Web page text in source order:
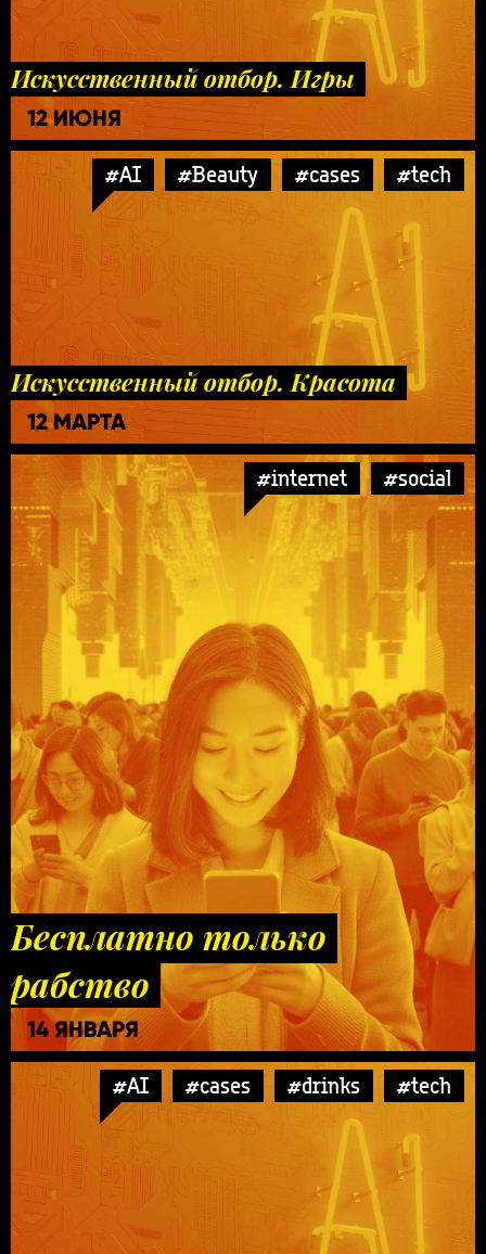
Искусственный отбор. Игры
12 ИЮНЯ
#AI #Beauty #cases #tech
Искусственный отбор. Красота
12 МАРТА
#internet #social
Бесплатно только
рабство
14 ЯНВАРЯ
#AI #cases #drinks #tech